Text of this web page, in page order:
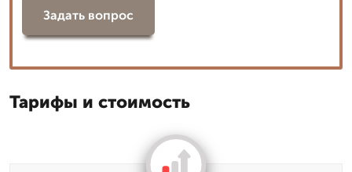
Задать вопрос
Тарифы и стоимость